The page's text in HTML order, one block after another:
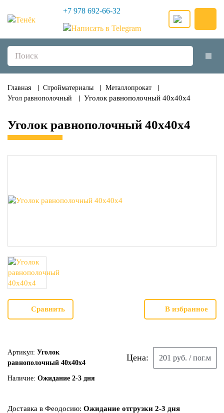
+7 978 692-66-32
Главная Стройматериалы
Металлопрокат
Угол равнополочный
Уголок равнополочный 40х40х4
Уголок равнополочный 40х40х4
Сравнить В избранное
Артикул: Уголок
равнополочный 40х40х4
Наличие: Ожидание 2-3 дня
Цена: 201 руб. / пог.м
Доставка в Феодосию: Ожидание отгрузки 2-3 дня